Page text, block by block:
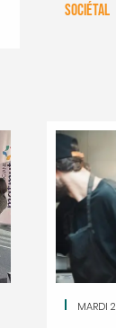
SOCIÉTAL
MARDI